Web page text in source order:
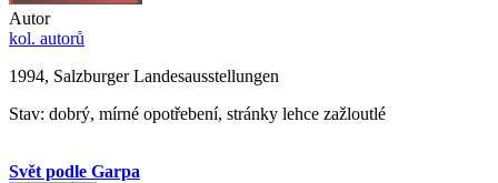
Autor
kol. autorů
1994, Salzburger Landesausstellungen
Stav: dobrý, mírné opotřebení, stránky lehce zažloutlé
Svět podle Garpa